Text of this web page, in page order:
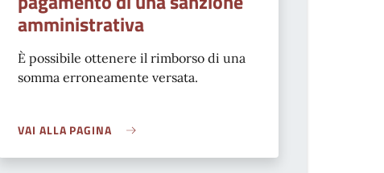
amministrativa
È possibile ottenere il rimborso di una
somma erroneamente versata.
VAI ALLA PAGINA